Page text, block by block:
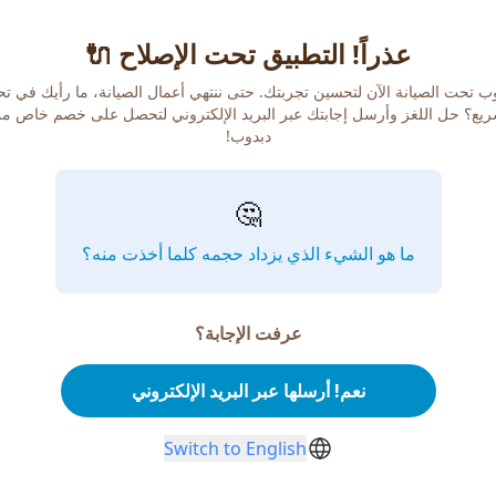
عذراً! التطبيق تحت الإصلاح 🔌
تحت الصيانة الآن لتحسين تجربتك. حتى ننتهي أعمال الصيانة، ما رأيك في
حل اللغز وأرسل إجابتك عبر البريد الإلكتروني لتحصل على خصم خاص
دبدوب!
🤔
ما هو الشيء الذي يزداد حجمه كلما أخذت منه؟
عرفت الإجابة؟
نعم! أرسلها عبر البريد الإلكتروني
Switch to English